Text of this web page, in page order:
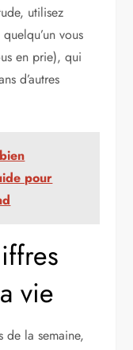
utilisez
vous
en prie), qui
d’autres
pour
vie
de la semaine,